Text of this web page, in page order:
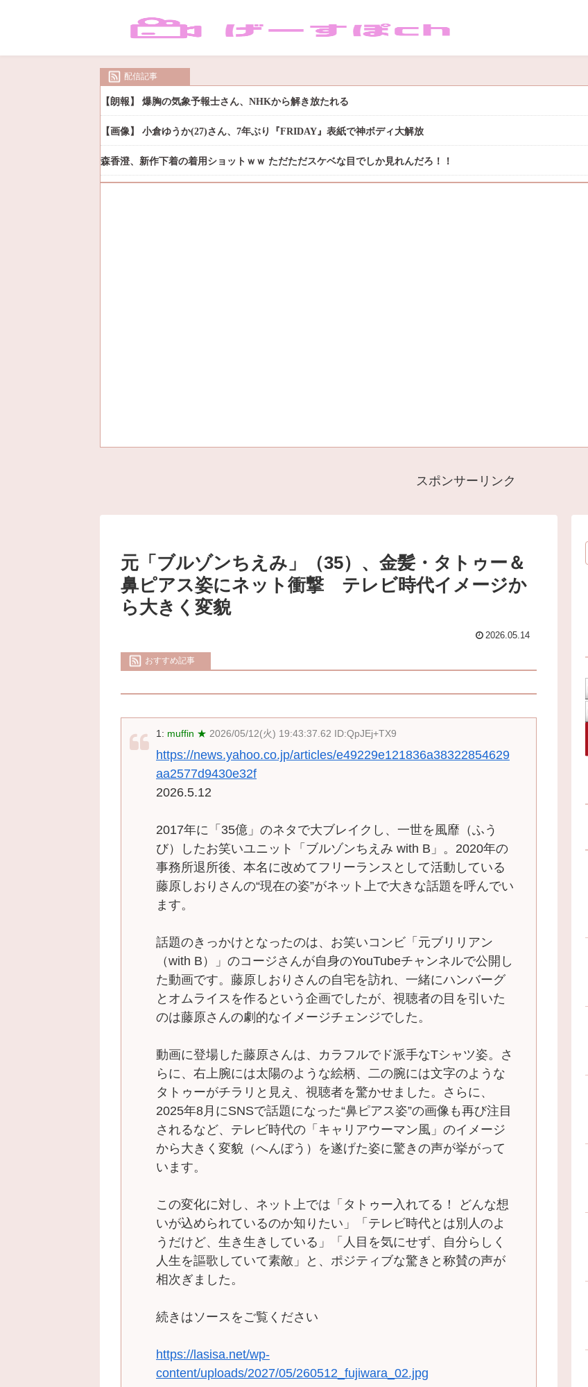
配信記事
【朗報】 爆胸の気象予報士さん、NHKから解き放たれる
【画像】 小倉ゆうか(27)さん、7年ぶり『FRIDAY』表紙で神ボディ大解放
森香澄、新作下着の着用ショットｗｗ ただただスケベな目でしか見れんだろ！！
スポンサーリンク
元「ブルゾンちえみ」（35）、金髪・タトゥー＆
鼻ピアス姿にネット衝撃 テレビ時代イメージか
ら大きく変貌
2026.05.14
おすすめ記事
1: muffin ★ 2026/05/12(火) 19:43:37.62 ID:QpJEj+TX9
https://news.yahoo.co.jp/articles/e49229e121836a38322854629
aa2577d9430e32f
2026.5.12
2017年に「35億」のネタで大ブレイクし、一世を風靡（ふう
び）したお笑いユニット「ブルゾンちえみ with B」。2020年の
事務所退所後、本名に改めてフリーランスとして活動している
藤原しおりさんの“現在の姿”がネット上で大きな話題を呼んでい
ます。
話題のきっかけとなったのは、お笑いコンビ「元ブリリアン
（with B）」のコージさんが自身のYouTubeチャンネルで公開し
た動画です。藤原しおりさんの自宅を訪れ、一緒にハンバーグ
とオムライスを作るという企画でしたが、視聴者の目を引いた
のは藤原さんの劇的なイメージチェンジでした。
動画に登場した藤原さんは、カラフルでド派手なTシャツ姿。さ
らに、右上腕には太陽のような絵柄、二の腕には文字のような
タトゥーがチラリと見え、視聴者を驚かせました。さらに、
2025年8月にSNSで話題になった“鼻ピアス姿”の画像も再び注目
されるなど、テレビ時代の「キャリアウーマン風」のイメージ
から大きく変貌（へんぼう）を遂げた姿に驚きの声が挙がって
います。
この変化に対し、ネット上では「タトゥー入れてる！ どんな想
いが込められているのか知りたい」「テレビ時代とは別人のよ
うだけど、生き生きしている」「人目を気にせず、自分らしく
人生を謳歌していて素敵」と、ポジティブな驚きと称賛の声が
相次ぎました。
続きはソースをご覧ください
https://lasisa.net/wp-
content/uploads/2027/05/260512_fujiwara_02.jpg